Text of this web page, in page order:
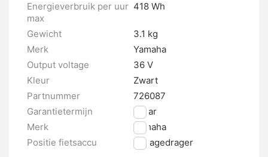
Energieverbruik per uur
max
418 Wh
Gewicht
3.1 kg
Merk
Yamaha
Output voltage
36 V
Kleur
Zwart
Partnummer
726087
Garantietermijn
2 jaar
Merk
Yamaha
Positie fietsaccu
Bagagedrager